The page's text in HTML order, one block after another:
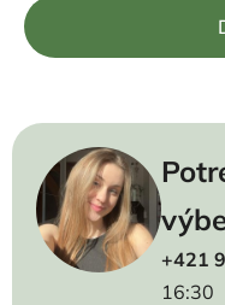
Jednotková cena:
+421
16:30